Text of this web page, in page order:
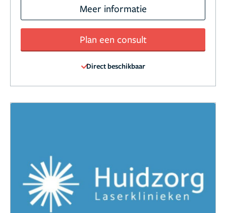
Meer informatie
Plan een consult
Direct beschikbaar